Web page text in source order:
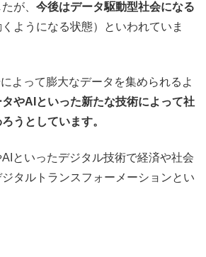
が、 今後はデータ駆動型社会になる
くようになる状態）といわれていま
よって膨大なデータを集められるよ
やAIといった新たな技術によって社
うとしています。
といったデジタル技術で経済や社会
タルトランスフォーメーションとい